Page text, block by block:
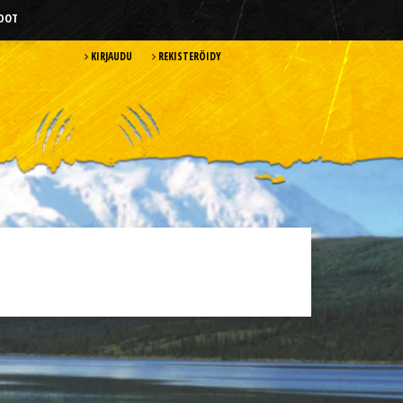
KIRJAUDU REKISTERÖIDY